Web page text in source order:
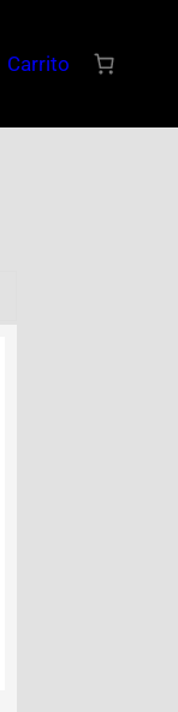
Carrito